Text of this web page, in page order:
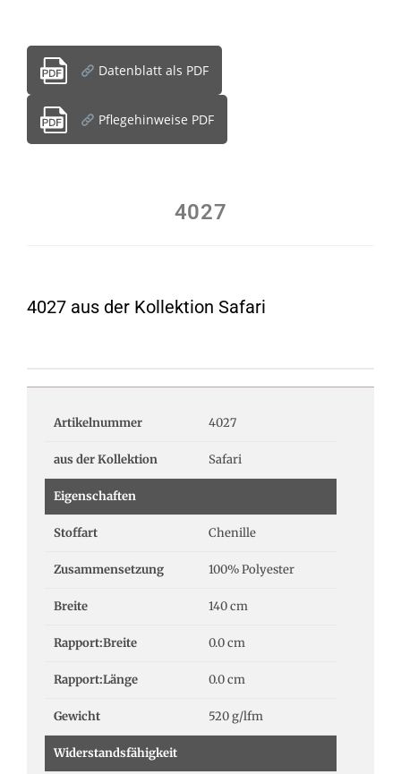
Datenblatt als PDF
Pflegehinweise PDF
4027
4027 aus der Kollektion Safari
Artikelnummer 4027
aus der Kollektion Safari
Eigenschaften
Stoffart Chenille
Zusammensetzung 100% Polyester
Breite 140 cm
Rapport:Breite 0.0 cm
Rapport:Länge 0.0 cm
Gewicht 520 g/lfm
Widerstandsfähigkeit